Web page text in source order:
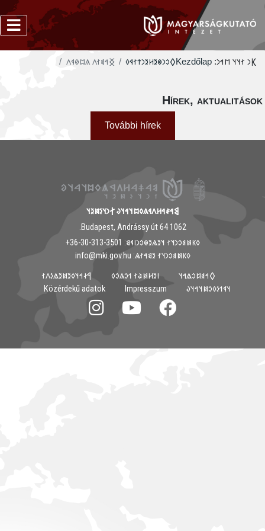
𐲞𐳙 𐳐𐳦𐳦 𐳮𐳀𐳙:
Kezdőlap
‮𐲓𐳛𐳙𐳌𐳉𐳢𐳉𐳙𐳄𐳐𐳁𐳓
‮𐲏𐳀𐳘𐳐𐳤 𐳍𐳪𐳗𐳁𐳤
Hírek,
További hírek
𐲘𐳀𐳎𐳀𐳢𐳤𐳁𐳍𐳓𐳪𐳦𐳀𐳦𐳜 𐲐𐳙𐳦𐳋𐳯𐳉𐳦
1062 Budapest, Andrássy út 64.
𐳓𐳞𐳯𐳠𐳛𐳙𐳦𐳐 𐳦𐳉𐳖𐳉𐳌𐳛𐳙𐳥𐳁𐳘: ‭+36-30-313-3501
𐳓𐳞𐳯𐳠𐳛𐳙𐳦𐳐 𐳉𐳘𐳀𐳐𐳖: info@mki.gov.hu
𐲓𐳀𐳠𐳆𐳛𐳖𐳀𐳦
𐳺𐳉𐳢𐳯𐳟𐳐 𐳒𐳛𐳍𐳛𐳓
𐲀𐳇𐳀𐳦𐳓𐳉𐳯𐳉𐳖𐳋𐳤𐳐
𐳦𐳁𐳒𐳋𐳓𐳛𐳯𐳦𐳀𐳦𐳜
Közérdekű adatok Impresszum